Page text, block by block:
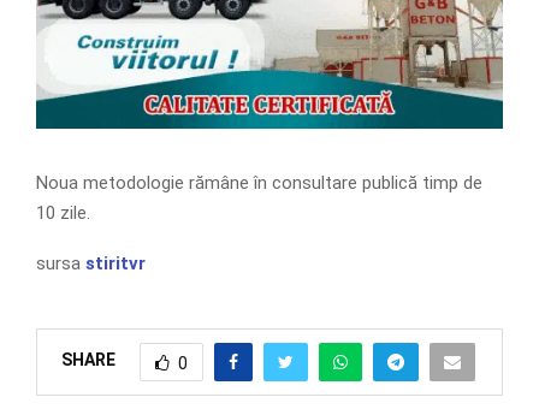
Noua metodologie rămâne în consultare publică timp de
10 zile.
sursa stiritvr
SHARE 0